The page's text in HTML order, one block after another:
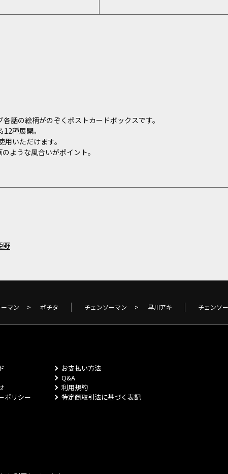
話の絵柄がのぞくポストカードボックスです。
種展開。
いただけます。
ような風合いがポイント。
野
マン > ポチタ チェンソーマン > 早川アキ チェンソ
お支払い方法
Q&A
利用規約
ポリシー
特定商取引法に基づく表記